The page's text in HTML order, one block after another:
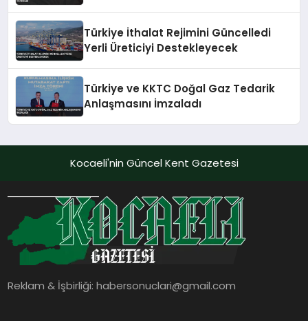
Türkiye İthalat Rejimini Güncelledi
Yerli Üreticiyi Destekleyecek
Türkiye ve KKTC Doğal Gaz Tedarik
Anlaşmasını İmzaladı
Kocaeli'nin Güncel Kent Gazetesi
Reklam & İşbirliği:habersonuclari@gmail.com